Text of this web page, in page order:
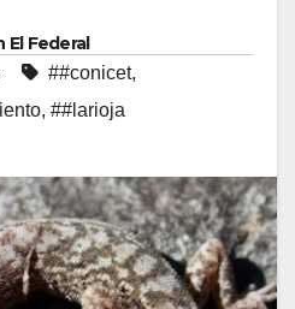
El Federal
##conicet,
, ##larioja